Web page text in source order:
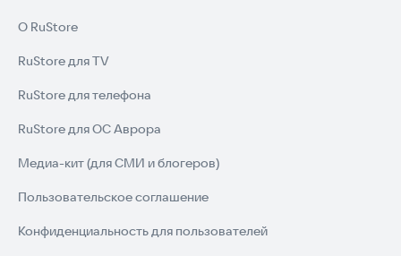
О RuStore
RuStore для TV
RuStore для телефона
RuStore для ОС Аврора
Медиа-кит (для СМИ и блогеров)
Пользовательское соглашение
Конфиденциальность для пользователей